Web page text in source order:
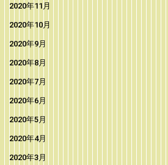
2020年11月
2020年10月
2020年9月
2020年8月
2020年7月
2020年6月
2020年5月
2020年4月
2020年3月